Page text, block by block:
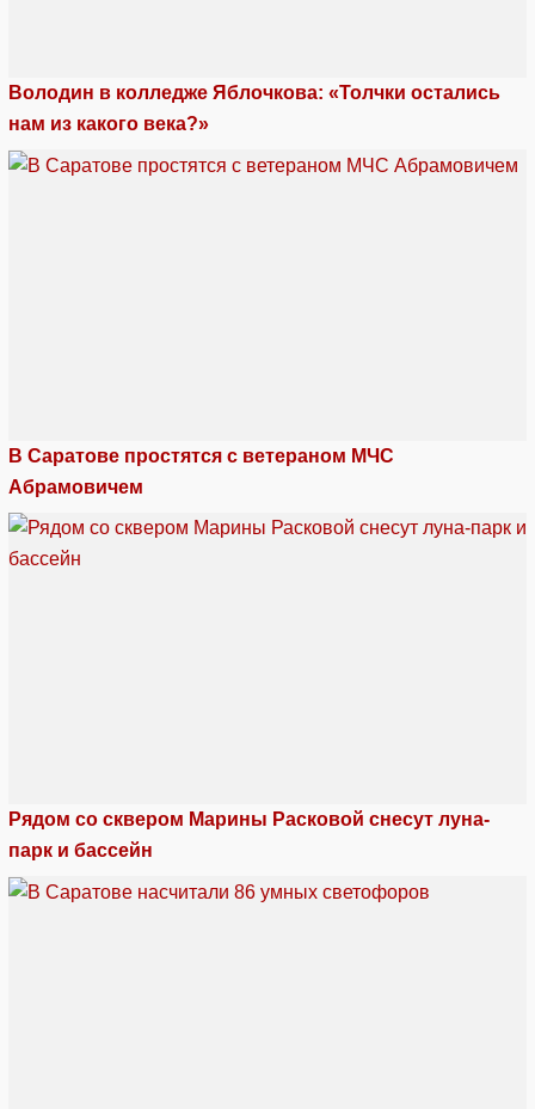
Володин в колледже Яблочкова: «Толчки остались
нам из какого века?»
В Саратове простятся с ветераном МЧС
Абрамовичем
Рядом со сквером Марины Расковой снесут луна-
парк и бассейн